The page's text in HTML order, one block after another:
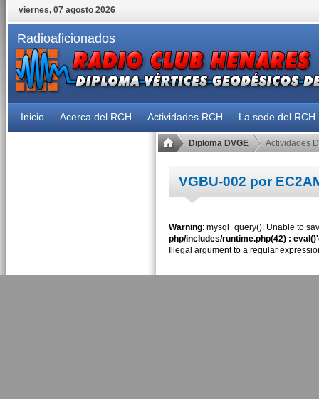
viernes, 07 agosto 2026
Radioaficionados
Inicio Acerca del RCH Actividades RCH La sede del RCH
Diploma DVGE Actividades
VGBU-002 por
Warning: mysql_query(): Unable to
php/includes/runtime.php(42) :
Illegal argument to a regular